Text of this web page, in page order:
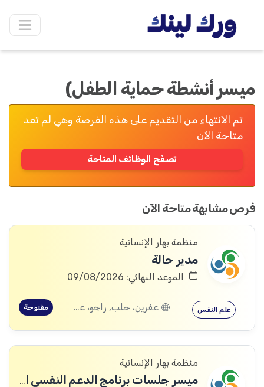
ميسر أنشطة حماية الطفل)
تم الانتهاء من التقديم على هذه الفرصة وهي لم تعد
متاحة الآن
تصفّح الوظائف المتاحة
فرص مشابهة متاحة الآن
منظمة بهار الإنسانية
مدير حالة
الموعد النهائي: 09/08/2026
علم النفس عفرين، حلب, راجو، عفرين، حلب مفتوحة
منظمة بهار الإنسانية
ميسر جلسات برنامج الدعم النفسي الاجتماعي